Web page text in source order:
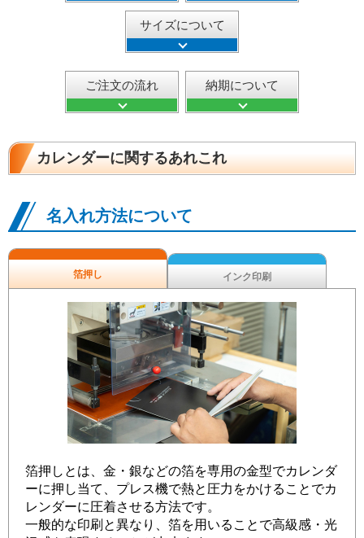
サイズについて
ご注文の流れ 納期について
カレンダーに関するあれこれ
名入れ方法について
箔押し インク印刷
箔押しとは、金・銀などの箔を専用の金型でカレンダ
ーに押し当て、プレス機で熱と圧力をかけることでカ
レンダーに圧着させる方法です。
一般的な印刷と異なり、箔を用いることで高級感・光